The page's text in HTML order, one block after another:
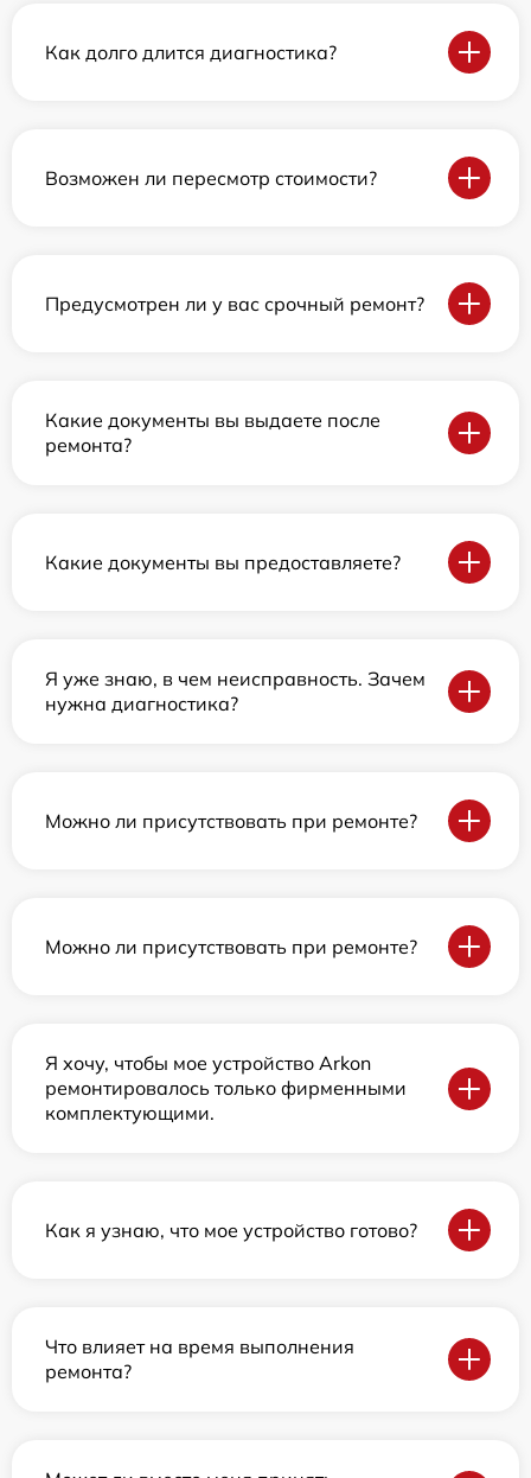
Как долго длится диагностика?
Возможен ли пересмотр стоимости?
Предусмотрен ли у вас срочный ремонт?
Какие документы вы выдаете после
ремонта?
Какие документы вы предоставляете?
Я уже знаю, в чем неисправность. Зачем
нужна диагностика?
Можно ли присутствовать при ремонте?
Можно ли присутствовать при ремонте?
Я хочу, чтобы мое устройство Arkon
ремонтировалось только фирменными
комплектующими.
Как я узнаю, что мое устройство готово?
Что влияет на время выполнения
ремонта?